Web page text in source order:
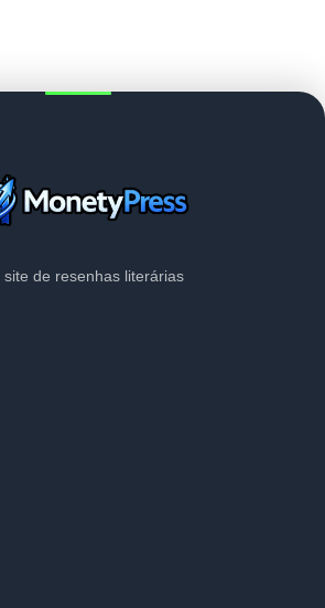
site de resenhas literárias